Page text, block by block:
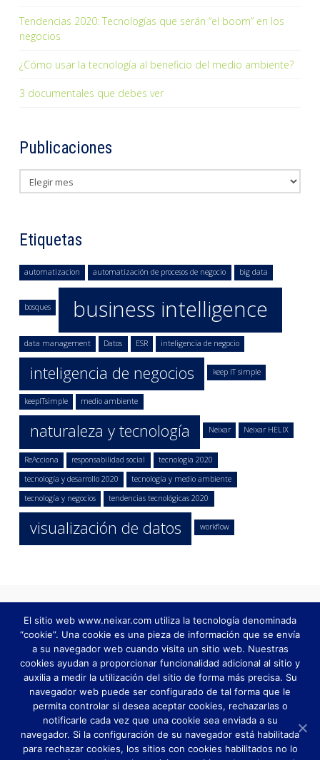
Tendencias 2020: Tecnologías que serán “el boom” en los
negocios
¿Cómo usar la tecnología al beneficio del medio ambiente?
3 documentales que debes ver
Publicaciones
Publicaciones
Etiquetas
automatizacion automatización de procesos de negocio big data
bosques business intelligence
data management Datos ESR inteligencia de negocio
inteligencia de negocios keep IT simple
keepITsimple medio ambiente
naturaleza y tecnología Neixar Neixar HELIX
ReAcciona responsabilidad social
tecnología 2020
tecnología y desarrollo 2020
tecnología y medio ambiente
tecnología y negocios
tendencias tecnológicas 2020
visualización de datos workflow
AUTOMATIZACIÓN DE PROCESOS TI
AUTOMATIZACIÓN DE PROCESOS
INTELIGENCIA DE NEGOCIOS
FÁBRICA DE SOFTWARE
CUSTOMER 360
El sitio web www.neixar.com utiliza la tecnología denominada
“cookie”. Una cookie es una pieza de información que se envía
a su navegador web cuando visita un sitio web. Nuestras
cookies ayudan a proporcionar funcionalidad adicional al sitio y
auxilia a medir la utilización del sitio de forma más precisa. Su
navegador web puede ser configurado de tal forma que le
permita controlar si desea aceptar cookies, rechazarlas o
notificarle cada vez que una cookie sea enviada a su
navegador. Si la configuración de su navegador está habilitada
para rechazar cookies, los sitios con cookies habilitados no lo